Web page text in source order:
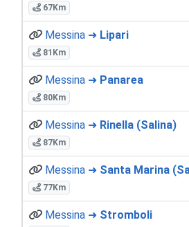
67Km
Messina ➜ Lipari
81Km
Messina ➜ Panarea
80Km
Messina ➜ Rinella (Salina)
87Km
Messina ➜ Santa Marina
77Km
Messina ➜ Stromboli